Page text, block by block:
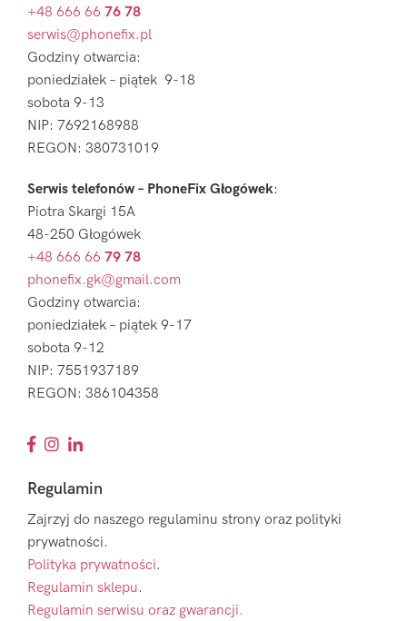
+48 666 66 76 78
serwis@phonefix.pl
Godziny otwarcia:
poniedziałek – piątek 9-18
sobota 9-13
NIP: 7692168988
REGON: 380731019
Serwis telefonów – PhoneFix Głogówek:
Piotra Skargi 15A
48-250 Głogówek
+48 666 66 79 78
phonefix.gk@gmail.com
Godziny otwarcia:
poniedziałek – piątek 9-17
sobota 9-12
NIP: 7551937189
REGON: 386104358
Regulamin
Zajrzyj do naszego regulaminu strony oraz polityki
prywatności.
Polityka prywatności.
Regulamin sklepu.
Regulamin serwisu oraz gwarancji.